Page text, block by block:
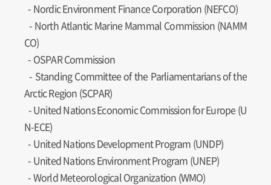
- Nordic Environment Finance Corporation (NEFCO)
- North Atlantic Marine Mammal Commission (NAMM
CO)
- OSPAR Commission
- Standing Committee of the Parliamentarians of the
Arctic Region (SCPAR)
-United Nations Economic Commission for Europe (U
N-ECE)
- United Nations Development Program (UNDP)
- United Nations Environment Program (UNEP)
- World Meteorological Organization (WMO)